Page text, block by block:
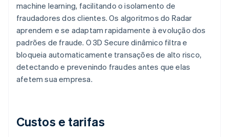
machine learning, facilitando o isolamento de
fraudadores dos clientes. Os algoritmos do Radar
aprendem e se adaptam rapidamente à evolução dos
padrões de fraude. O 3D Secure dinâmico filtra e
bloqueia automaticamente transações de alto risco,
detectando e prevenindo fraudes antes que elas
afetem sua empresa.
Custos e tarifas